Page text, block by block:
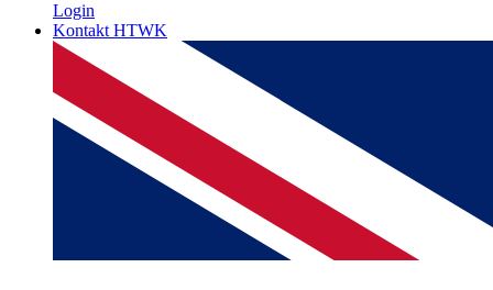
Login
Kontakt HTWK